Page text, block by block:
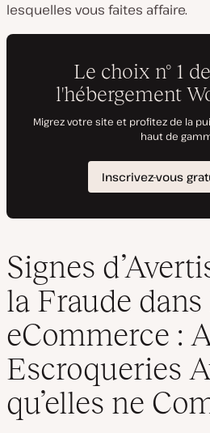
lesquelles vous faites affaire.
Signes
la Fraude dans
eCommerce :
Escroqueries
qu’elles ne